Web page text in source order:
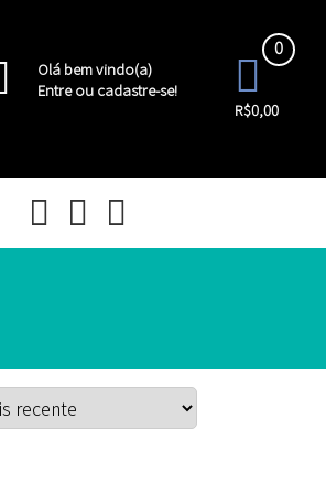
Olá bem vindo(a)
Entre ou cadastre-se!
0
R$0,00